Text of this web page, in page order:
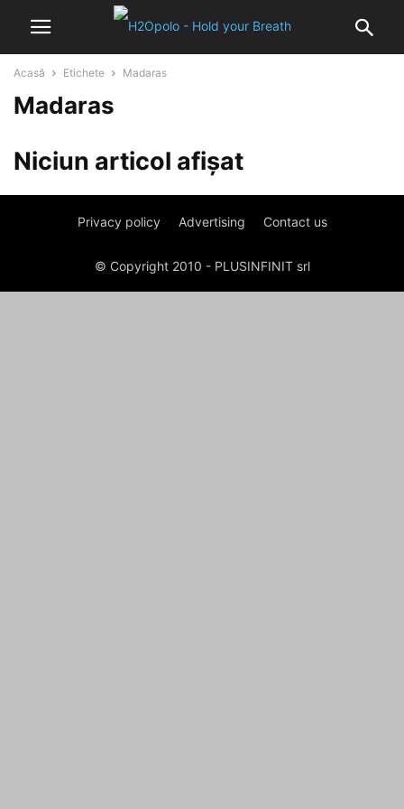
Acasă Etichete Madaras
Madaras
Niciun articol afișat
Privacy policy Advertising Contact us
© Copyright 2010 - PLUSINFINIT srl